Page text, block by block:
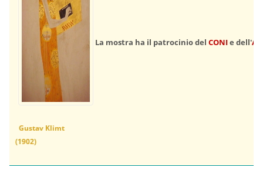
Gustav Klimt
(1902)
La mostra ha il patrocinio delCONIe dell'